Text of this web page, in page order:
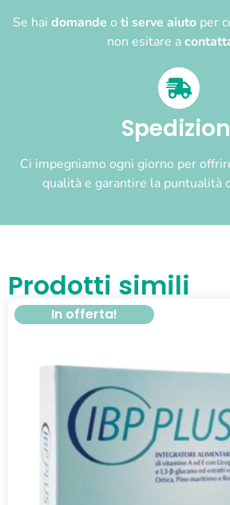
Se hai domande o ti serve aiuto per
non esitare a
Ci impegniamo ogni giorno per
qualità e garantire la puntualità
Prodotti simili
In offerta!